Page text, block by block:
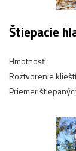
Štiepacie
Hmotnosť
Roztvorenie klieští
Priemer